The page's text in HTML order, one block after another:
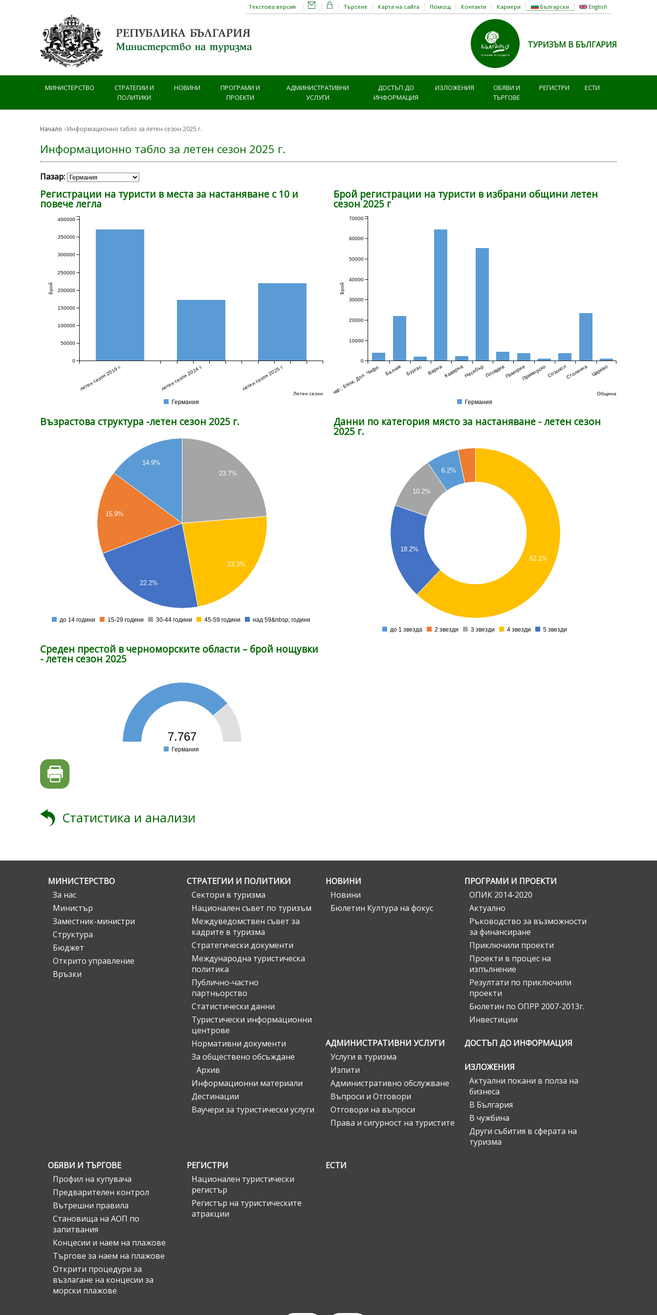
Български English
Търсене Карта на сайта Помощ Контакти Кариери
Текстова версия
ТУРИЗЪМ В БЪЛГАРИЯ
МИНИСТЕРСТВО
СТРАТЕГИИ И
ПОЛИТИКИ
НОВИНИ
ПРОГРАМИ И
ПРОЕКТИ
АДМИНИСТРАТИВНИ
УСЛУГИ
ДОСТЪП ДО
ИНФОРМАЦИЯ
ИЗЛОЖЕНИЯ
ОБЯВИ И
ТЪРГОВЕ
РЕГИСТРИ ЕСТИ
Начало Информационно табло за летен сезон 2025 г.
Информационно табло за летен сезон 2025 г.
Пазар
Регистрации на туристи в места за настаняване с 10 и
повече легла
Летен сезон
летен сезон 2019 г. летен сезон 2024 г. летен сезон 2025 г.
Брой
0
50000
100000
150000
200000
250000
300000
350000
400000
Германия
Брой регистрации на туристи в избрани общини летен
сезон 2025 г
Община
Авр.; Бяла; Дол. Чифл. Балчик Бургас ВарнаКаварнаНесебърПловдивПомориеПриморскоСозополСтолична Царево
Брой
0
10000
20000
30000
40000
50000
60000
70000
Германия
Възрастова структура -летен сезон 2025 г.
14.9%
15.9%
23.7%
23.3%
22.2%
0
до 14 години 15-29 години 30-44 години 45-59 години над 59&nbsp; години
Данни по категория място за настаняване - летен сезон
2025 г.
6.2%
10.2%
62.1%
18.2%
до 1 звезда 2 звезди 3 звезди 4 звезди 5 звезди
Среден престой в черноморските области – брой нощувки
- летен сезон 2025
7.767
Германия
Статистика и анализи
МИНИСТЕРСТВО
За нас
Министър
Заместник-министри
Структура
Бюджет
Открито управление
Връзки
СТРАТЕГИИ И ПОЛИТИКИ
Сектори в туризма
Национален съвет по туризъм
Междуведомствен съвет за
кадрите в туризма
Стратегически документи
Международна туристическа
политика
Публично-частно
партньорство
Статистически данни
Туристически информационни
центрове
Нормативни документи
За обществено обсъждане
Архив
Информационни материали
Дестинации
Ваучери за туристически услуги
НОВИНИ
Новини
Бюлетин Култура на фокус
ПРОГРАМИ И ПРОЕКТИ
ОПИК 2014-2020
Актуално
Ръководство за възможности
за финансиране
Приключили проекти
Проекти в процес на
изпълнение
Резултати по приключили
проекти
Бюлетин по ОПРР 2007-2013г.
Инвестиции
АДМИНИСТРАТИВНИ УСЛУГИ
Услуги в туризма
Изпити
Административно обслужване
Въпроси и Отговори
Отговори на въпроси
Права и сигурност на туристите
ДОСТЪП ДО ИНФОРМАЦИЯ
ИЗЛОЖЕНИЯ
Актуални покани в полза на
бизнеса
В България
В чужбина
Други събития в сферата на
туризма
ОБЯВИ И ТЪРГОВЕ
Профил на купувача
Предварителен контрол
Вътрешни правила
Становища на АОП по
запитвания
Концесии и наем на плажове
Търгове за наем на плажове
Открити процедури за
възлагане на концесии за
морски плажове
РЕГИСТРИ
Национален туристически
регистър
Регистър на туристическите
атракции
ЕСТИ